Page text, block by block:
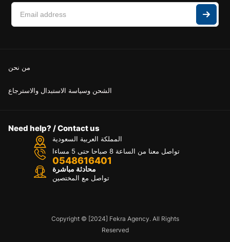
من نحن
الشحن وسياسة الاستبدال والاسترجاع
Need help? / Contact us
المملكة العربية السعودية
تواصل معنا من الساعة 8 صباحا حتى 5 مساءا
0548616401
محادثة مباشرة
تواصل مع المختصين
Copyright © [2024] Fekra Agency. All Rights
Reserved